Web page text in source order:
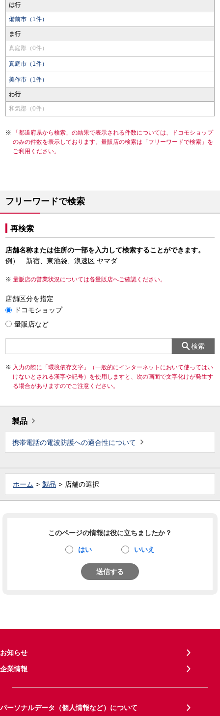
は行
備前市（1件）
ま行
真庭郡（0件）
真庭市（1件）
美作市（1件）
わ行
和気郡（0件）
「都道府県から検索」の結果で表示される件数については、ドコモショップ
のみの件数を表示しております。量販店の検索は「フリーワードで検索」を
ご利用ください。
フリーワードで検索
再検索
店舗名称または住所の一部を入力して検索することができます。
例） 新宿、東池袋、浪速区 ヤマダ
量販店の営業状況については各量販店へご確認ください。
店舗区分を指定
ドコモショップ
量販店など
検索
入力の際に「環境依存文字」（一般的にインターネットにおいて使ってはい
けないとされる漢字や記号）を使用しますと、次の画面で文字化けが発生す
る場合がありますのでご注意ください。
製品
携帯電話の電波防護への適合性について
ホーム 製品 店舗の選択
このページの情報は役に立ちましたか？
はい いいえ
送信する
お知らせ
企業情報
パーソナルデータ（個人情報など）について